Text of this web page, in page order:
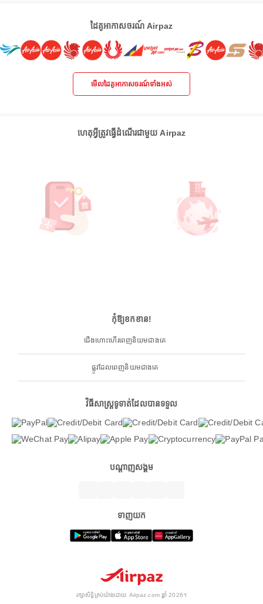
ដៃគូអាកាសចរណ៍ Airpaz
មើលដៃគូអាកាសចរណ៍ទាំងអស់
ហេតុអ្វីត្រូវធ្វើដំណើរជាមួយ Airpaz
កុំឱ្យខកខាន!
ជើងហោះហើរពេញនិយមជាងគេ
ផ្លូវដែលពេញនិយមជាងគេ
វិធីសាស្ត្រទូទាត់ដែលបានទទួល
បណ្តាញសង្គម
ទាញយក
រក្សាសិទ្ធិគ្រប់យ៉ាងដោយ Airpaz.com ឆ្នាំ 2026។